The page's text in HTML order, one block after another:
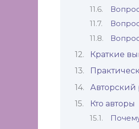
Краткие
Авторский
Кто авторы